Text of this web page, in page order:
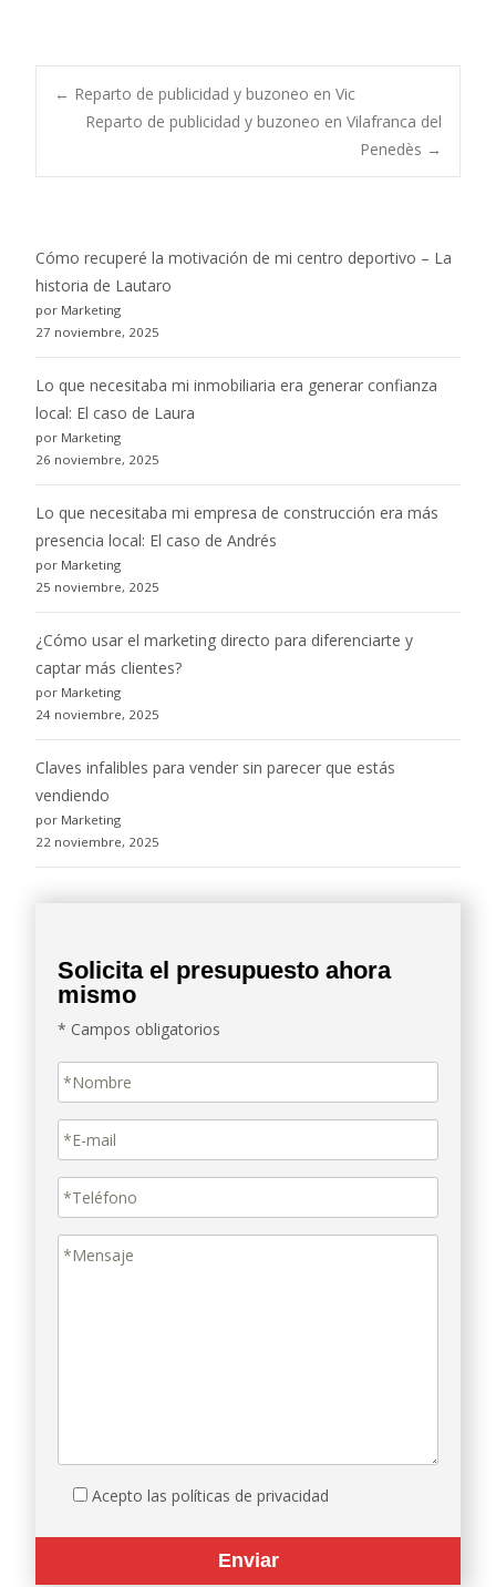
Post
navigation
← Reparto de publicidad y buzoneo en Vic
Reparto de publicidad y buzoneo en Vilafranca del
Penedès →
Cómo recuperé la motivación de mi centro deportivo – La
historia de Lautaro
por Marketing
27 noviembre, 2025
Lo que necesitaba mi inmobiliaria era generar confianza
local: El caso de Laura
por Marketing
26 noviembre, 2025
Lo que necesitaba mi empresa de construcción era más
presencia local: El caso de Andrés
por Marketing
25 noviembre, 2025
¿Cómo usar el marketing directo para diferenciarte y
captar más clientes?
por Marketing
24 noviembre, 2025
Claves infalibles para vender sin parecer que estás
vendiendo
por Marketing
22 noviembre, 2025
Acepto las políticas de privacidad